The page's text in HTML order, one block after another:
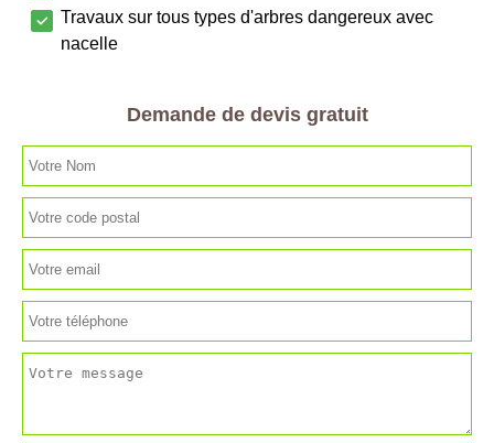
Travaux sur tous types d'arbres dangereux avec
nacelle
Demande de devis gratuit